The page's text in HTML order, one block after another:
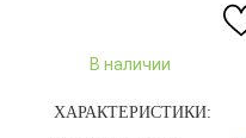
В наличии
ХАРАКТЕРИСТИКИ: